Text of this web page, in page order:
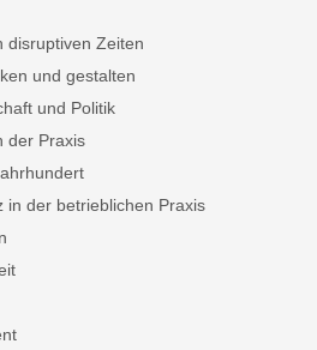
disruptiven Zeiten
und gestalten
und Politik
der Praxis
in der betrieblichen Praxis